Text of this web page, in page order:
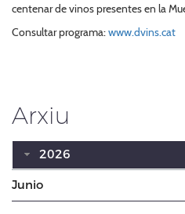
centenar de vinos presentes en la
Consultar programa:www.dvins.cat
Arxiu
2026
Junio